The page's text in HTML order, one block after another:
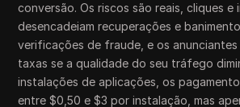
conversão. Os riscos são reais, cliques e
desencadeiam recuperações e
verificações de fraude, e os
taxas se a qualidade do seu tráfego
instalações de aplicações, os
entre $0,50 e $3 por instalação, mas